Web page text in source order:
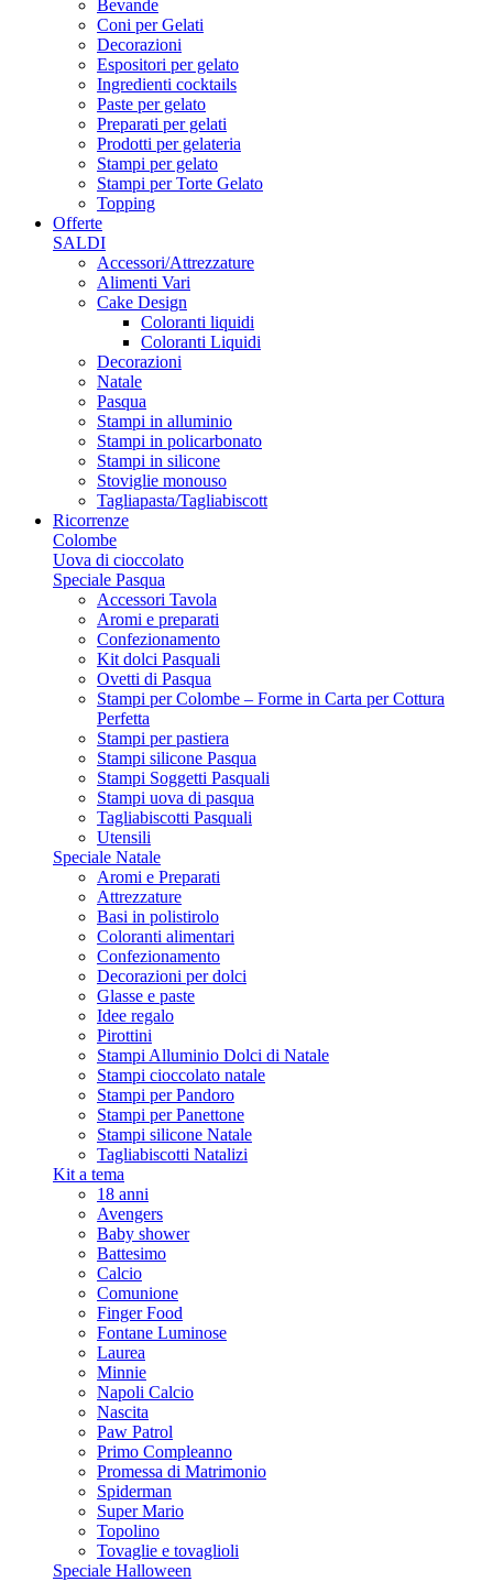
Bevande
Coni per Gelati
Decorazioni
Espositori per gelato
Ingredienti cocktails
Paste per gelato
Preparati per gelati
Prodotti per gelateria
Stampi per gelato
Stampi per Torte Gelato
Topping
Offerte
SALDI
Accessori/Attrezzature
Alimenti Vari
Cake Design
Coloranti liquidi
Coloranti Liquidi
Decorazioni
Natale
Pasqua
Stampi in alluminio
Stampi in policarbonato
Stampi in silicone
Stoviglie monouso
Tagliapasta/Tagliabiscott
Ricorrenze
Colombe
Uova di cioccolato
Speciale Pasqua
Accessori Tavola
Aromi e preparati
Confezionamento
Kit dolci Pasquali
Ovetti di Pasqua
Stampi per Colombe – Forme in Carta per Cottura
Perfetta
Stampi per pastiera
Stampi silicone Pasqua
Stampi Soggetti Pasquali
Stampi uova di pasqua
Tagliabiscotti Pasquali
Utensili
Speciale Natale
Aromi e Preparati
Attrezzature
Basi in polistirolo
Coloranti alimentari
Confezionamento
Decorazioni per dolci
Glasse e paste
Idee regalo
Pirottini
Stampi Alluminio Dolci di Natale
Stampi cioccolato natale
Stampi per Pandoro
Stampi per Panettone
Stampi silicone Natale
Tagliabiscotti Natalizi
Kit a tema
18 anni
Avengers
Baby shower
Battesimo
Calcio
Comunione
Finger Food
Fontane Luminose
Laurea
Minnie
Napoli Calcio
Nascita
Paw Patrol
Primo Compleanno
Promessa di Matrimonio
Spiderman
Super Mario
Topolino
Tovaglie e tovaglioli
Speciale Halloween